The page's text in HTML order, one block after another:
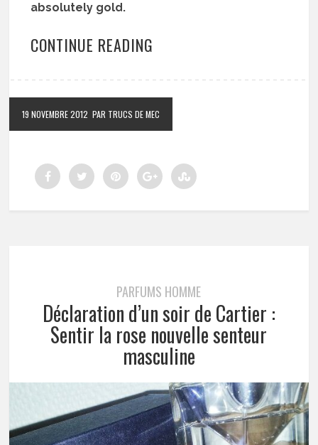
absolutely gold.
CONTINUE READING
19 NOVEMBRE 2012 PAR TRUCS DE MEC
PARFUMS HOMME
Déclaration d’un soir de Cartier :
Sentir la rose nouvelle senteur
masculine